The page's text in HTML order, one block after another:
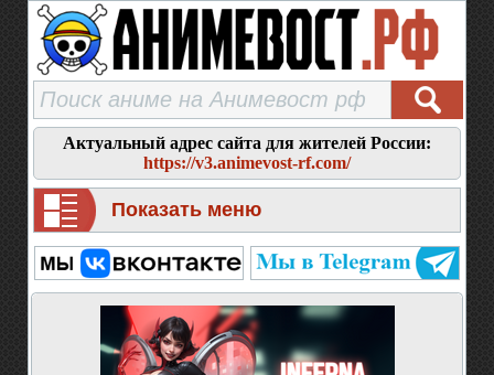
Актуальный адрес сайта для жителей России:
https://v3.animevost-rf.com/
Показать меню